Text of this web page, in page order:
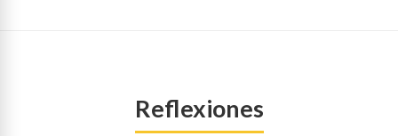
Reflexiones